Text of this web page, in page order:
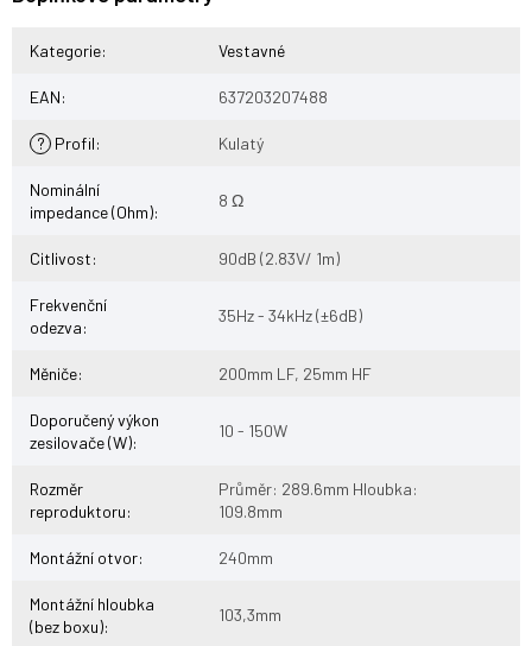
Kategorie: Vestavné
EAN: 637203207488
? Profil: Kulatý
Nominální
impedance (Ohm):
8 Ω
Citlivost: 90dB (2.83V/ 1m)
Frekvenční
odezva:
35Hz - 34kHz (±6dB)
Měniče: 200mm LF, 25mm HF
Doporučený výkon
zesilovače (W):
10 - 150W
Rozměr
reproduktoru:
Průměr: 289.6mm Hloubka:
109.8mm
Montážní otvor: 240mm
Montážní hloubka
(bez boxu):
103,3mm